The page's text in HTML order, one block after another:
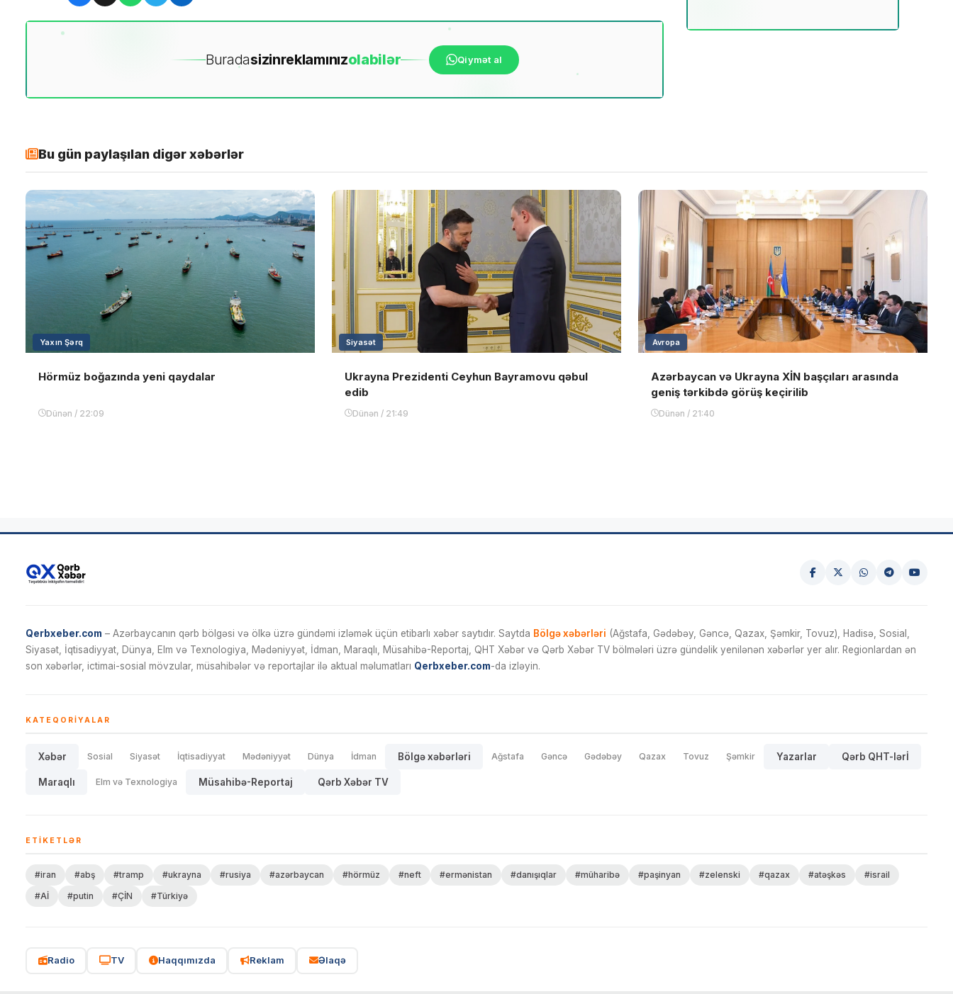
Buradasizinreklamınızolabilər Qiymət al
Bu gün paylaşılan digər xəbərlər
Yaxın Şərq
Hörmüz boğazında yeni qaydalar
Dünən / 22:09
Siyasət
Ukrayna Prezidenti Ceyhun Bayramovu qəbul
edib
Dünən / 21:49
Avropa
Azərbaycan və Ukrayna XİN başçıları arasında
geniş tərkibdə görüş keçirilib
Dünən / 21:40
Qerbxeber.com – Azərbaycanın qərb bölgəsi və ölkə üzrə gündəmi izləmək üçün etibarlı xəbər saytıdır. Saytda Bölgə xəbərləri (Ağstafa, Gədəbəy, Gəncə, Qazax, Şəmkir, Tovuz), Hadisə, Sosial,
Siyasət, İqtisadiyyat, Dünya, Elm və Texnologiya, Mədəniyyət, İdman, Maraqlı, Müsahibə-Reportaj, QHT Xəbər və Qərb Xəbər TV bölmələri üzrə gündəlik yenilənən xəbərlər yer alır. Regionlardan ən
son xəbərlər, ictimai-sosial mövzular, müsahibələr və reportajlar ilə aktual məlumatları Qerbxeber.com-da izləyin.
KATEQORIYALAR
Xəbər Sosial Siyasət İqtisadiyyat Mədəniyyət Dünya İdman Bölgə xəbərləri Ağstafa Gəncə Gədəbəy Qazax Tovuz Şəmkir Yazarlar Qərb QHT-lərİ
Maraqlı Elm və Texnologiya Müsahibə-Reportaj Qərb Xəbər TV
ETIKETLƏR
#iran #abş #tramp #ukrayna #rusiya #azərbaycan #hörmüz #neft #ermənistan #danışıqlar #müharibə #paşinyan #zelenski #qazax #atəşkəs
#israil
#Aİ
#putin #ÇİN #Türkiyə
Radio TV Haqqımızda Reklam Əlaqə